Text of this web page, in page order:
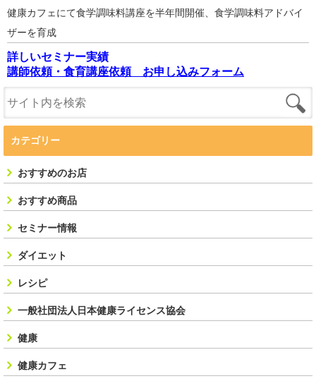
健康カフェにて食学調味料講座を半年間開催、食学調味料アドバイ
ザーを育成
詳しいセミナー実績
講師依頼・食育講座依頼 お申し込みフォーム
カテゴリー
おすすめのお店
おすすめ商品
セミナー情報
ダイエット
レシピ
一般社団法人日本健康ライセンス協会
健康
健康カフェ